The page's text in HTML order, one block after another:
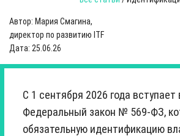
Автор: Мария Смагина,
директор по развитию ITF
Дата: 25.06.26
С 1 сентября 2026 года вступает
Федеральный закон № 569-ФЗ,
обязательную идентификацию